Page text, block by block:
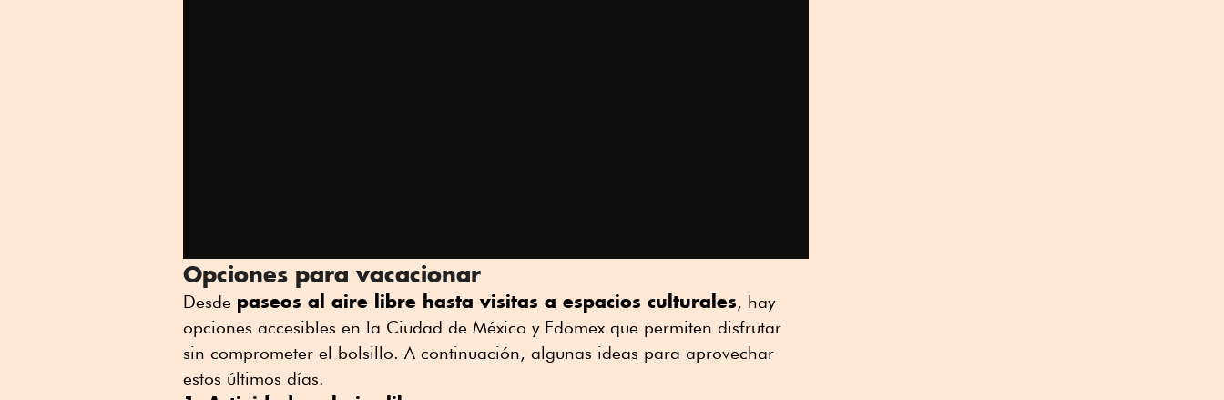
Opciones para vacacionar
Desde paseos al aire libre hasta visitas a espacios culturales, hay
opciones accesibles en la Ciudad de México y Edomex que permiten disfrutar
sin comprometer el bolsillo. A continuación, algunas ideas para aprovechar
estos últimos días.